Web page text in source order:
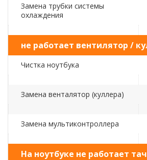
Замена трубки системы
охлаждения
не работает вентилятор /
Чистка ноутбука
Замена венталятор (куллера)
Замена мультиконтроллера
На ноутбуке не работает